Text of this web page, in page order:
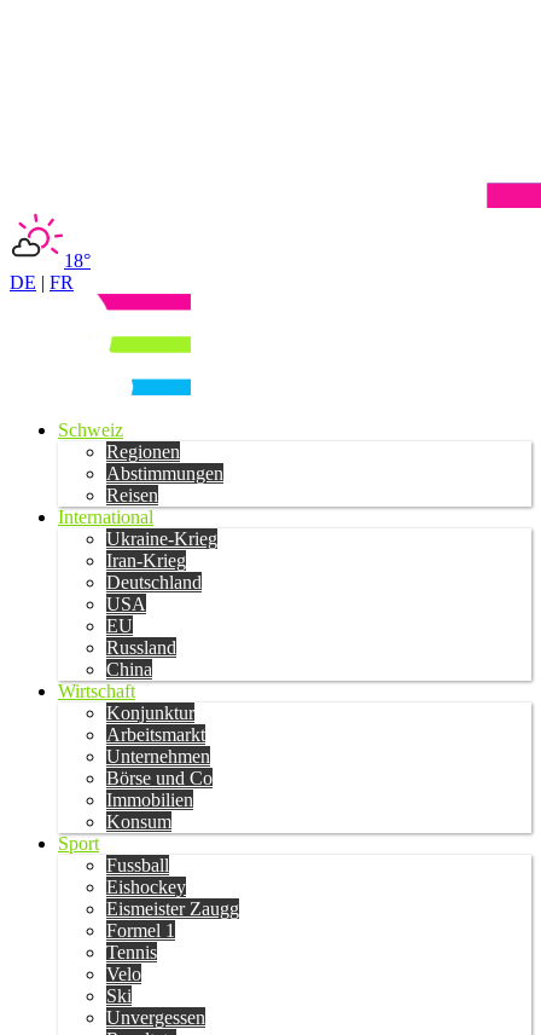
18°
DE | FR
Schweiz
Regionen
Abstimmungen
Reisen
International
Ukraine-Krieg
Iran-Krieg
Deutschland
USA
EU
Russland
China
Wirtschaft
Konjunktur
Arbeitsmarkt
Unternehmen
Börse und Co
Immobilien
Konsum
Sport
Fussball
Eishockey
Eismeister Zaugg
Formel 1
Tennis
Velo
Ski
Unvergessen